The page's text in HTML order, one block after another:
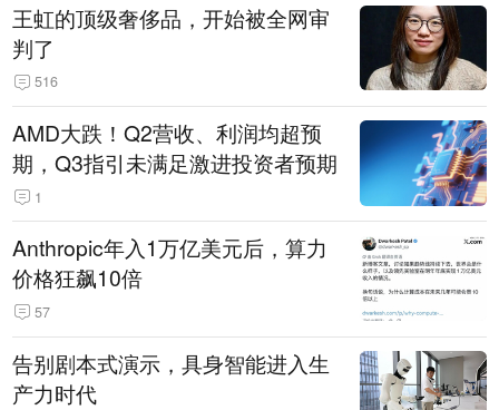
王虹的顶级奢侈品，开始被全网审
判了
516
AMD大跌！Q2营收、利润均超预
期，Q3指引未满足激进投资者预期
1
Anthropic年入1万亿美元后，算力
价格狂飙10倍
57
告别剧本式演示，具身智能进入生
产力时代